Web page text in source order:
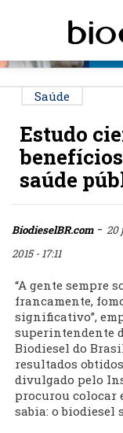
Saúde
Estudo
saúde
BiodieselBR.com- 20
2015 - 17:11
“A gente sempre
francamente,
significativo”,
superintendente
Biodiesel do
resultados
divulgado pelo
procurou colocar
sabia: o biodiesel